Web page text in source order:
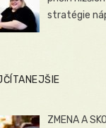
stratégie
ZMENA A